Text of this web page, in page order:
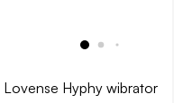
Lovense Hyphy wibrator